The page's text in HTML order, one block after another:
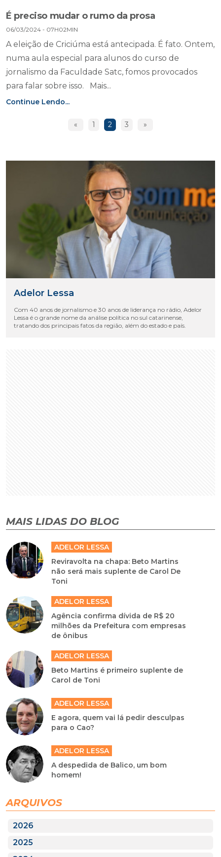
É preciso mudar o rumo da prosa
06/03/2024 - 07H02MIN
A eleição de Criciúma está antecipada. É fato. Ontem,
numa aula especial para alunos do curso de
jornalismo da Faculdade Satc, fomos provocados
para falar sobre isso. Mais...
Continue Lendo...
« 1 2 3 »
Adelor Lessa
Com 40 anos de jornalismo e 30 anos de liderança no rádio, Adelor
Lessa é o grande nome da análise política no sul catarinense,
tratando dos principais fatos da região, além do estado e país.
MAIS LIDAS DO BLOG
ADELOR LESSA
Reviravolta na chapa: Beto Martins
não será mais suplente de Carol De
Toni
ADELOR LESSA
Agência confirma dívida de R$ 20
milhões da Prefeitura com empresas
de ônibus
ADELOR LESSA
Beto Martins é primeiro suplente de
Carol de Toni
ADELOR LESSA
E agora, quem vai lá pedir desculpas
para o Cao?
ADELOR LESSA
A despedida de Balico, um bom
homem!
ARQUIVOS
2026
2025